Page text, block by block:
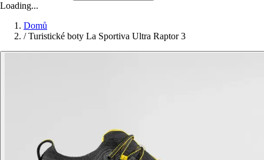
Loading...
Domů
/ Turistické boty La Sportiva Ultra Raptor 3